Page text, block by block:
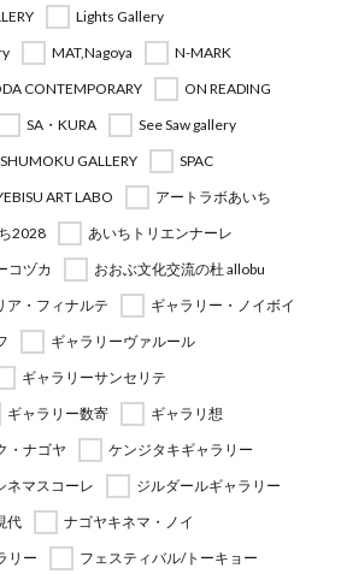
Lights Gallery
MAT,Nagoya
N-MARK
CONTEMPORARY
ON READING
SA・KURA
See Saw gallery
SHUMOKU GALLERY
SPAC
ART LABO
アートラボあいち
2028
あいちトリエンナーレ
コヅカ
おおぶ文化交流の杜 allobu
ア・フィナルテ
ギャラリー・ノイボイ
ギャラリーヴァルール
ギャラリーサンセリテ
ギャラリー数寄
ギャラリ想
・ナゴヤ
ケンジタキギャラリー
ネマスコーレ
ジルダールギャラリー
代
ナゴヤキネマ・ノイ
リー
フェスティバル/トーキョー